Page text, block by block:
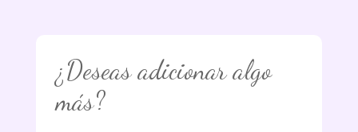
¿Deseas adicionar algo
más?